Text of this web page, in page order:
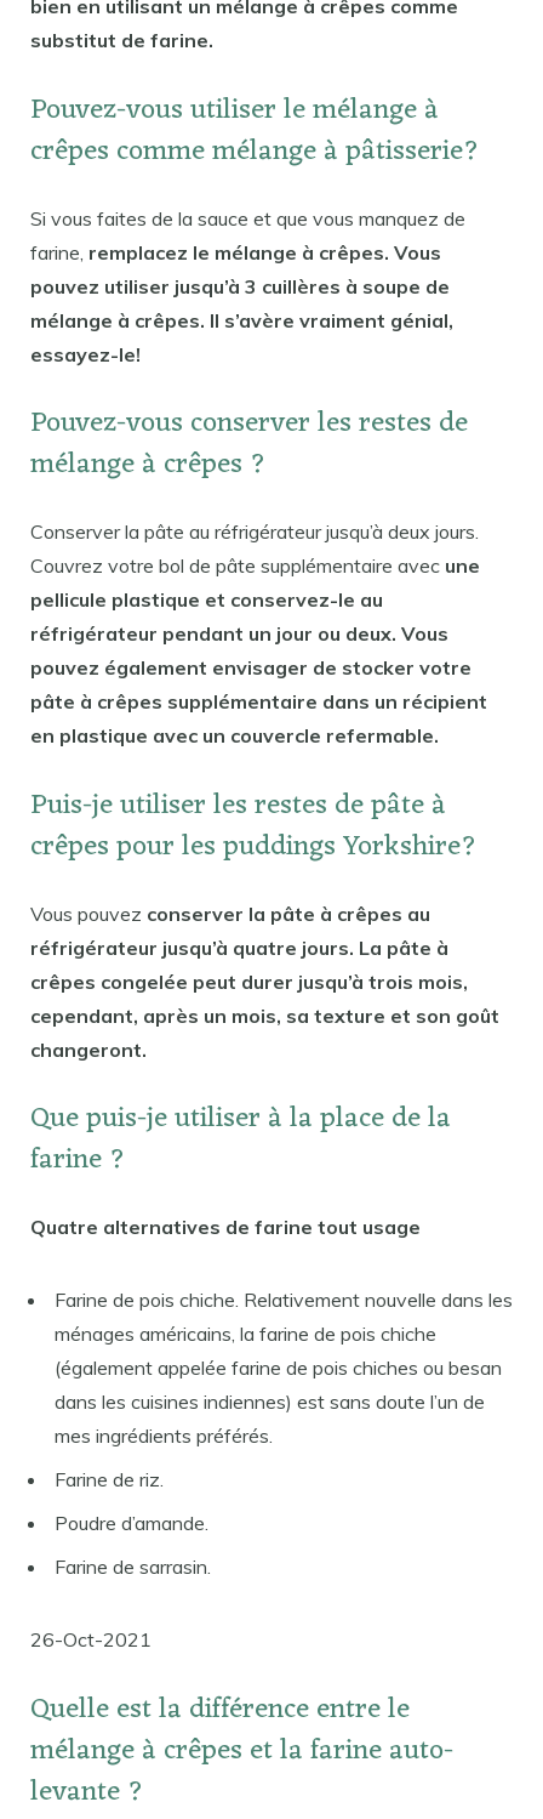
bien en utilisant un mélange à crêpes comme
substitut de farine.
Pouvez-vous utiliser le mélange à
crêpes comme mélange à pâtisserie?
Si vous faites de la sauce et que vous manquez de
farine, remplacez le mélange à crêpes. Vous
pouvez utiliser jusqu’à 3 cuillères à soupe de
mélange à crêpes. Il s’avère vraiment génial,
essayez-le!
Pouvez-vous conserver les restes de
mélange à crêpes ?
Conserver la pâte au réfrigérateur jusqu’à deux jours.
Couvrez votre bol de pâte supplémentaire avec une
pellicule plastique et conservez-le au
réfrigérateur pendant un jour ou deux. Vous
pouvez également envisager de stocker votre
pâte à crêpes supplémentaire dans un récipient
en plastique avec un couvercle refermable.
Puis-je utiliser les restes de pâte à
crêpes pour les puddings Yorkshire?
Vous pouvez conserver la pâte à crêpes au
réfrigérateur jusqu’à quatre jours. La pâte à
crêpes congelée peut durer jusqu’à trois mois,
cependant, après un mois, sa texture et son goût
changeront.
Que puis-je utiliser à la place de la
farine ?
Quatre alternatives de farine tout usage
Farine de pois chiche. Relativement nouvelle dans les
ménages américains, la farine de pois chiche
(également appelée farine de pois chiches ou besan
dans les cuisines indiennes) est sans doute l’un de
mes ingrédients préférés.
Farine de riz.
Poudre d’amande.
Farine de sarrasin.
26-Oct-2021
Quelle est la différence entre le
mélange à crêpes et la farine auto-
levante ?